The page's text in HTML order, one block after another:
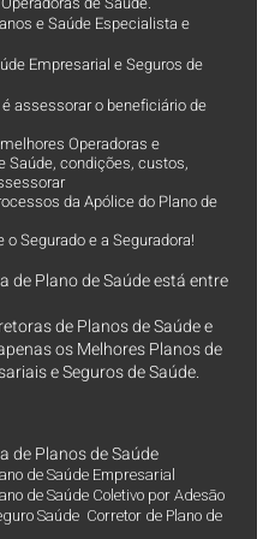
e Saúde Especialista e
Empresarial e Seguros de
assessorar o beneficiário de
Operadoras e
Saúde, condições, custos,
da Apólice do Plano de
o Segurado e a Seguradora!
de Plano de Saúde está entre
de Planos de Saúde e
os Melhores Planos de
e Seguros de Saúde.
de Planos de Saúde
de Saúde Empresarial
de Saúde Coletivo por Adesão
Saúde Corretor de Plano de